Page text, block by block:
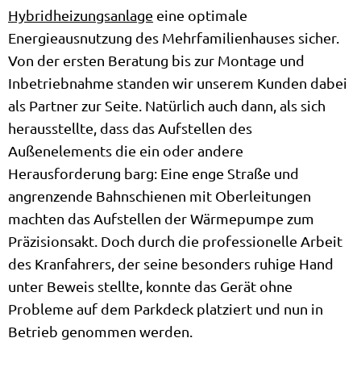
Hybridheizungsanlage eine optimale
Energieausnutzung des Mehrfamilienhauses sicher.
Von der ersten Beratung bis zur Montage und
Inbetriebnahme standen wir unserem Kunden dabei
als Partner zur Seite. Natürlich auch dann, als sich
herausstellte, dass das Aufstellen des
Außenelements die ein oder andere
Herausforderung barg: Eine enge Straße und
angrenzende Bahnschienen mit Oberleitungen
machten das Aufstellen der Wärmepumpe zum
Präzisionsakt. Doch durch die professionelle Arbeit
des Kranfahrers, der seine besonders ruhige Hand
unter Beweis stellte, konnte das Gerät ohne
Probleme auf dem Parkdeck platziert und nun in
Betrieb genommen werden.